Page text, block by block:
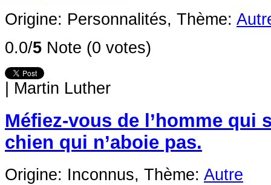
Origine: Personnalités, Thème:
0.0/5 Note (0 votes)
Martin Luther
Méfiez-vous de l’homme qui
chien qui n’aboie pas.
Origine: Inconnus, Thème: Autre